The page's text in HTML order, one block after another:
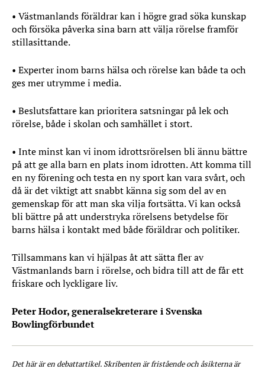
• Västmanlands föräldrar kan i högre grad söka kunskap
och försöka påverka sina barn att välja rörelse framför
stillasittande.
• Experter inom barns hälsa och rörelse kan både ta och
ges mer utrymme i media.
• Beslutsfattare kan prioritera satsningar på lek och
rörelse, både i skolan och samhället i stort.
• Inte minst kan vi inom idrottsrörelsen bli ännu bättre
på att ge alla barn en plats inom idrotten. Att komma till
en ny förening och testa en ny sport kan vara svårt, och
då är det viktigt att snabbt känna sig som del av en
gemenskap för att man ska vilja fortsätta. Vi kan också
bli bättre på att understryka rörelsens betydelse för
barns hälsa i kontakt med både föräldrar och politiker.
Tillsammans kan vi hjälpas åt att sätta fler av
Västmanlands barn i rörelse, och bidra till att de får ett
friskare och lyckligare liv.
Peter Hodor, generalsekreterare i Svenska
Bowlingförbundet
Det här är en debattartikel. Skribenten är fristående och åsikterna är